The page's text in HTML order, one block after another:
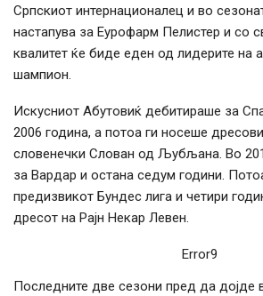
Српскиот интернационалец и во
настапува за Еурофарм Пелистер и со
квалитет ќе биде еден од лидерите на
шампион.
Искусниот Абутовиќ дебитираше за
2006 година, а потоа ги носеше
словенечки Слован од Љубљана. Во
за Вардар и остана седум години.
предизвикот Бундес лига и четири
дресот на Рајн Некар Левен.
Error9
Последните две сезони пред да дојде